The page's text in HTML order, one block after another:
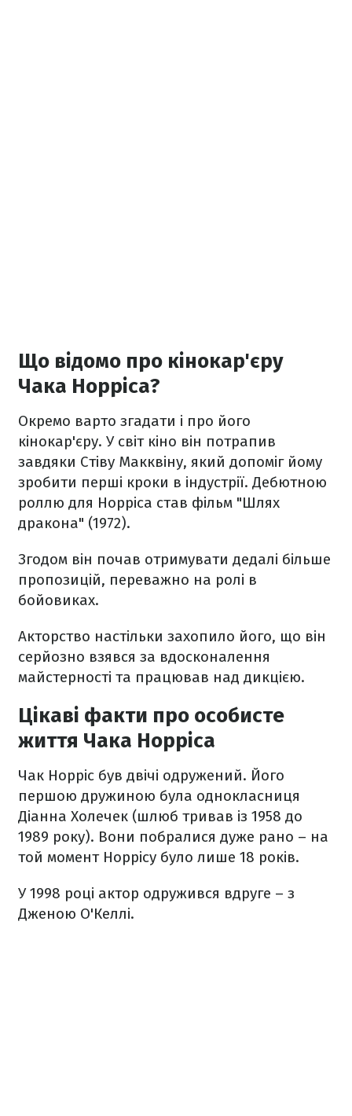
Що відомо про кінокар'єру
Чака Норріса?
Окремо варто згадати і про його
кінокар'єру. У світ кіно він потрапив
завдяки Стіву Макквіну, який допоміг йому
зробити перші кроки в індустрії. Дебютною
роллю для Норріса став фільм "Шлях
дракона" (1972).
Згодом він почав отримувати дедалі більше
пропозицій, переважно на ролі в
бойовиках.
Акторство настільки захопило його, що він
серйозно взявся за вдосконалення
майстерності та працював над дикцією.
Цікаві факти про особисте
життя Чака Норріса
Чак Норріс був двічі одружений. Його
першою дружиною була однокласниця
Діанна Холечек (шлюб тривав із 1958 до
1989 року). Вони побралися дуже рано – на
той момент Норрісу було лише 18 років.
У 1998 році актор одружився вдруге – з
Дженою О'Келлі.